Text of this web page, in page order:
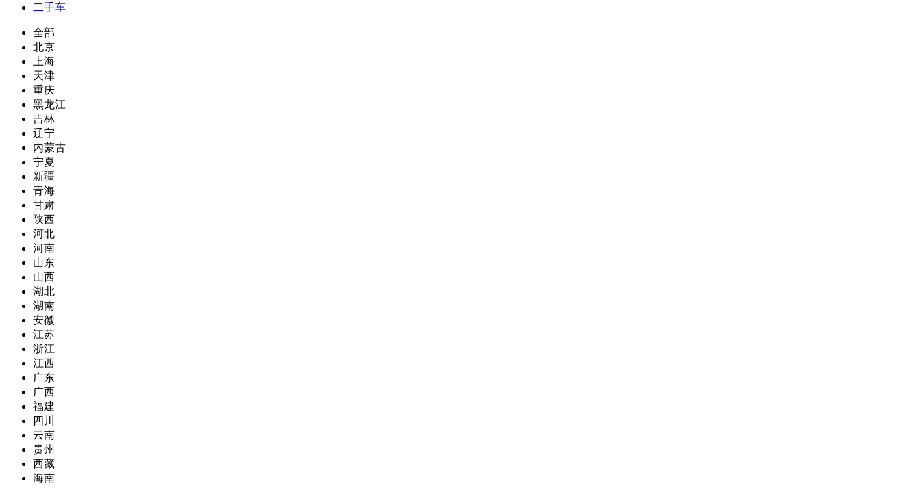
二手车
全部
北京
上海
天津
重庆
黑龙江
吉林
辽宁
内蒙古
宁夏
新疆
青海
甘肃
陕西
河北
河南
山东
山西
湖北
湖南
安徽
江苏
浙江
江西
广东
广西
福建
四川
云南
贵州
西藏
海南